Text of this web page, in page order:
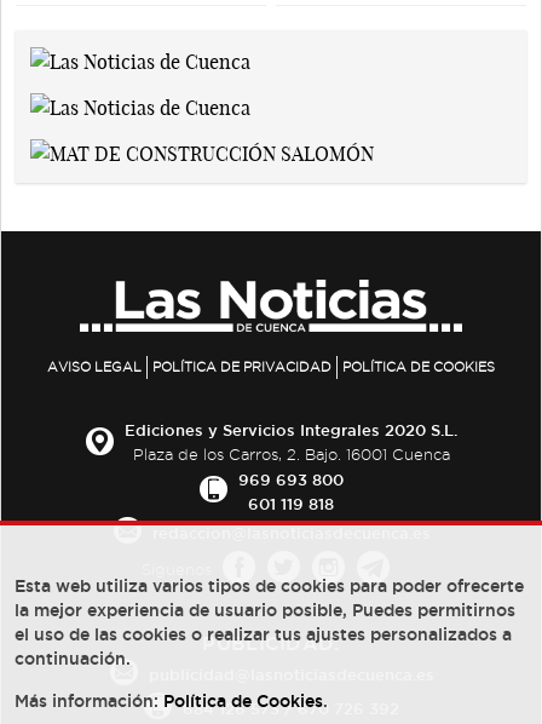
AVISO LEGAL POLÍTICA DE PRIVACIDAD POLÍTICA DE COOKIES
Ediciones y Servicios Integrales 2020 S.L.
Plaza de los Carros, 2. Bajo. 16001 Cuenca
969 693 800
601 119 818
PUBLICIDAD:
684 126 573/670 726 392
Esta web utiliza varios tipos de cookies para poder ofrecerte
la mejor experiencia de usuario posible, Puedes permitirnos
el uso de las cookies o realizar tus ajustes personalizados a
continuación.
Más información: Política de Cookies.